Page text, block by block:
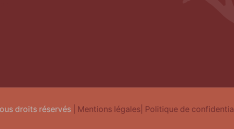
droits réservés | Mentions légales| Politique de